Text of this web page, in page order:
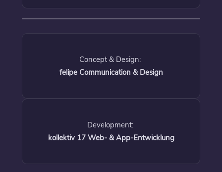
Concept & Design:
felipe Communication & Design
Development:
kollektiv 17 Web- & App-Entwicklung